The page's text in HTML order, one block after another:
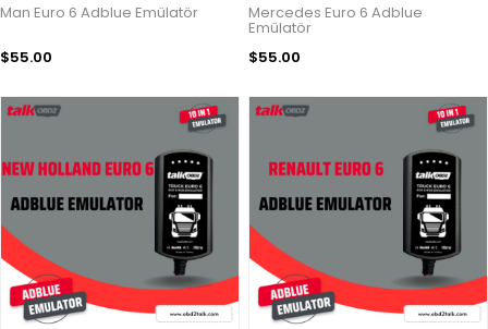
Man Euro 6 Adblue Emülatör
$55.00
Mercedes Euro 6 Adblue
Emülatör
$55.00